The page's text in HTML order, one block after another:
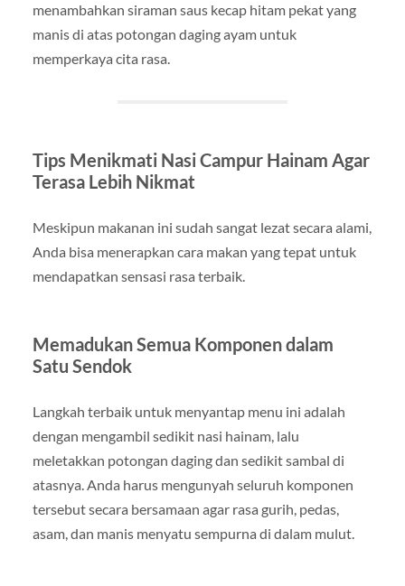
menambahkan siraman saus kecap hitam pekat yang
manis di atas potongan daging ayam untuk
memperkaya cita rasa.
Tips Menikmati Nasi Campur Hainam Agar
Terasa Lebih Nikmat
Meskipun makanan ini sudah sangat lezat secara alami,
Anda bisa menerapkan cara makan yang tepat untuk
mendapatkan sensasi rasa terbaik.
Memadukan Semua Komponen dalam
Satu Sendok
Langkah terbaik untuk menyantap menu ini adalah
dengan mengambil sedikit nasi hainam, lalu
meletakkan potongan daging dan sedikit sambal di
atasnya. Anda harus mengunyah seluruh komponen
tersebut secara bersamaan agar rasa gurih, pedas,
asam, dan manis menyatu sempurna di dalam mulut.